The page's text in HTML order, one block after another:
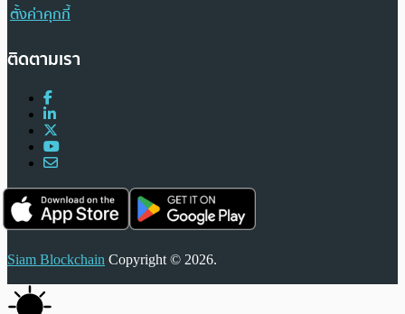
ตั้งค่าคุกกี้
ติดตามเรา
Siam Blockchain Copyright © 2026.